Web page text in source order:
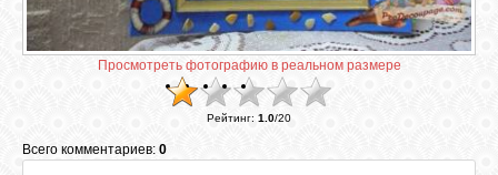
ГАЛЕРЕЯ
Просмотреть фотографию в реальном размере
Рейтинг: 1.0/20
Всего комментариев: 0